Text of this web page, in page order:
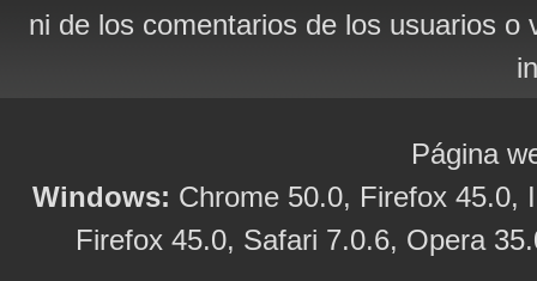
ni de los comentarios de los usuarios
Página
Windows: Chrome 50.0, Firefox 45.0,
Firefox 45.0, Safari 7.0.6, Opera